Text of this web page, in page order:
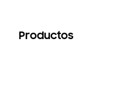
Productos